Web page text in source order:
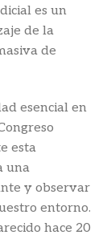
es un
de la
de
esencial en
esta
una
y observar
entorno.
hace 20